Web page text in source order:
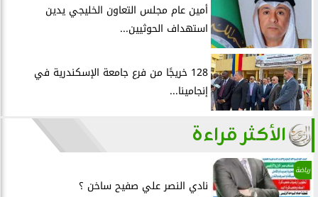
أمين عام مجلس التعاون الخليجي يدين
استهداف الحوثيين...
128 خريجًا من فرع جامعة الإسكندرية في
إنجامينا...
الأكثر قراءة
رياضة
نادي النصر علي صفيح ساخن ؟